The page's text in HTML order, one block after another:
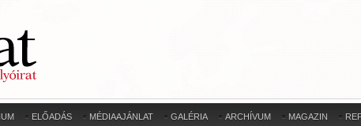
ELŐADÁS MÉDIAAJÁNLAT GALÉRIA ARCHÍVUM MAGAZIN